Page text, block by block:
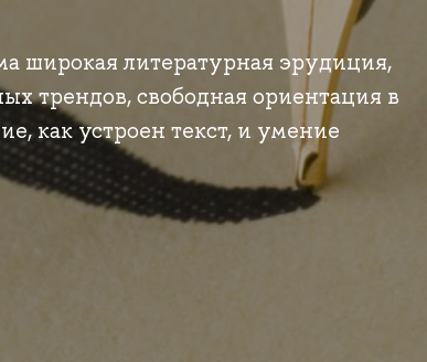
широкая литературная эрудиция,
трендов, свободная ориентация в
как устроен текст, и умение